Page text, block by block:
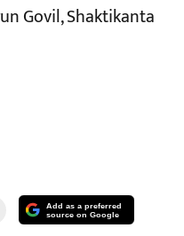
Govil, Shaktikanta
Add as a preferred
source on Google